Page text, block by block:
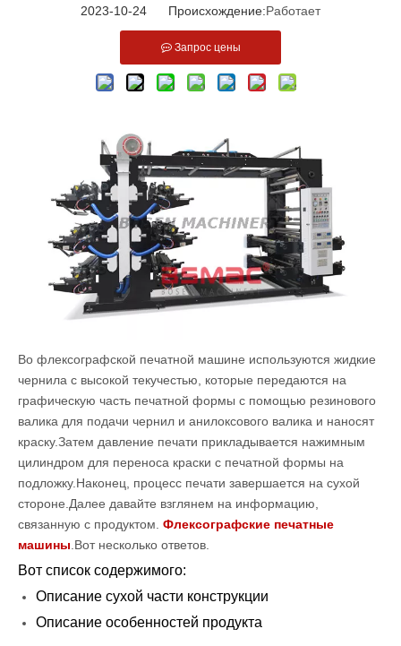
2023-10-24 Происхождение:Работает
Запрос цены
Во флексографской печатной машине используются жидкие
чернила с высокой текучестью, которые передаются на
графическую часть печатной формы с помощью резинового
валика для подачи чернил и анилоксового валика и наносят
краску.Затем давление печати прикладывается нажимным
цилиндром для переноса краски с печатной формы на
подложку.Наконец, процесс печати завершается на сухой
стороне.Далее давайте взглянем на информацию,
связанную с продуктом. Флексографские печатные
машины .Вот несколько ответов.
Вот список содержимого:
Описание сухой части конструкции
Описание особенностей продукта